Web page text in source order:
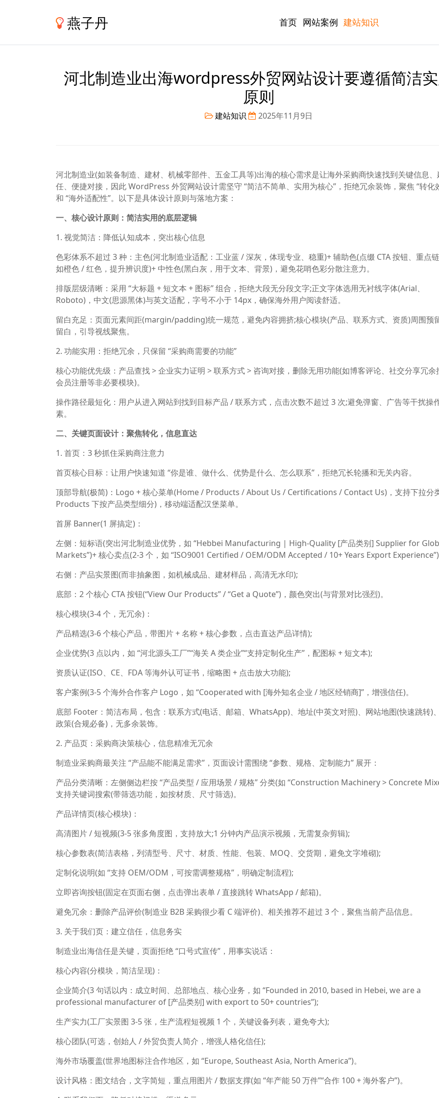
燕子丹 首页 网站案例 建站知识
河北制造业出海wordpress外贸网站设计要遵循简洁
原则
建站知识 2025年11月9日
河北制造业(如装备制造、建材、机械零部件、五金工具等)出海的核心需求是让海外采购商快速找到关键信息
任、便捷对接，因此 WordPress 外贸网站设计需坚守 “简洁不简单、实用为核心”，拒绝冗余装饰，聚焦 “转化
和 “海外适配性”。以下是具体设计原则与落地方案：
一、核心设计原则：简洁实用的底层逻辑
1. 视觉简洁：降低认知成本，突出核心信息
色彩体系不超过 3 种：主色(河北制造业适配：工业蓝 / 深灰，体现专业、稳重)+ 辅助色(点缀 CTA 按钮、重点链
如橙色 / 红色，提升辨识度)+ 中性色(黑白灰，用于文本、背景)，避免花哨色彩分散注意力。
排版层级清晰：采用 “大标题 + 短文本 + 图标” 组合，拒绝大段无分段文字;正文字体选用无衬线字体(Arial、
Roboto)，中文(思源黑体)与英文适配，字号不小于 14px，确保海外用户阅读舒适。
留白充足：页面元素间距(margin/padding)统一规范，避免内容拥挤;核心模块(产品、联系方式、资质)周围预
留白，引导视线聚焦。
2. 功能实用：拒绝冗余，只保留 “采购商需要的功能”
核心功能优先级：产品查找 > 企业实力证明 > 联系方式 > 咨询对接，删除无用功能(如博客评论、社交分享冗余
会员注册等非必要模块)。
操作路径最短化：用户从进入网站到找到目标产品 / 联系方式，点击次数不超过 3 次;避免弹窗、广告等干扰操
素。
二、关键页面设计：聚焦转化，信息直达
1. 首页：3 秒抓住采购商注意力
首页核心目标：让用户快速知道 “你是谁、做什么、优势是什么、怎么联系”，拒绝冗长轮播和无关内容。
顶部导航(极简)：Logo + 核心菜单(Home / Products / About Us / Certifications / Contact Us)，支持下拉分
Products 下按产品类型细分)，移动端适配汉堡菜单。
首屏 Banner(1 屏搞定)：
左侧：短标语(突出河北制造业优势，如 “Hebbei Manufacturing | High-Quality [产品类别] Supplier for
Markets”)+ 核心卖点(2-3 个，如 “ISO9001 Certified / OEM/ODM Accepted / 10+ Years Export
右侧：产品实景图(而非抽象图，如机械成品、建材样品，高清无水印);
底部：2 个核心 CTA 按钮(“View Our Products” / “Get a Quote”)，颜色突出(与背景对比强烈)。
核心模块(3-4 个，无冗余)：
产品精选(3-6 个核心产品，带图片 + 名称 + 核心参数，点击直达产品详情);
企业优势(3 点以内，如 “河北源头工厂”“海关 A 类企业”“支持定制化生产”，配图标 + 短文本);
资质认证(ISO、CE、FDA 等海外认可证书，缩略图 + 点击放大功能);
客户案例(3-5 个海外合作客户 Logo，如 “Cooperated with [海外知名企业 / 地区经销商]”，增强信任)。
底部 Footer：简洁布局，包含：联系方式(电话、邮箱、WhatsApp)、地址(中英文对照)、网站地图(快速跳转)
政策(合规必备)，无多余装饰。
2. 产品页：采购商决策核心，信息精准无冗余
制造业采购商最关注 “产品能不能满足需求”，页面设计需围绕 “参数、规格、定制能力” 展开：
产品分类清晰：左侧侧边栏按 “产品类型 / 应用场景 / 规格” 分类(如 “Construction Machinery > Concrete
支持关键词搜索(带筛选功能，如按材质、尺寸筛选)。
产品详情页(核心模块)：
高清图片 / 短视频(3-5 张多角度图，支持放大;1 分钟内产品演示视频，无需复杂剪辑);
核心参数表(简洁表格，列清型号、尺寸、材质、性能、包装、MOQ、交货期，避免文字堆砌);
定制化说明(如 “支持 OEM/ODM，可按需调整规格”，明确定制流程);
立即咨询按钮(固定在页面右侧，点击弹出表单 / 直接跳转 WhatsApp / 邮箱)。
避免冗余：删除产品评价(制造业 B2B 采购很少看 C 端评价)、相关推荐不超过 3 个，聚焦当前产品信息。
3. 关于我们页：建立信任，信息务实
制造业出海信任是关键，页面拒绝 “口号式宣传”，用事实说话：
核心内容(分模块，简洁呈现)：
企业简介(3 句话以内：成立时间、总部地点、核心业务，如 “Founded in 2010, based in Hebei, we are a
professional manufacturer of [产品类别] with export to 50+ countries”);
生产实力(工厂实景图 3-5 张，生产流程短视频 1 个，关键设备列表，避免夸大);
核心团队(可选，创始人 / 外贸负责人简介，增强人格化信任);
海外市场覆盖(世界地图标注合作地区，如 “Europe, Southeast Asia, North America”)。
设计风格：图文结合，文字简短，重点用图片 / 数据支撑(如 “年产能 50 万件”“合作 100 + 海外客户”)。